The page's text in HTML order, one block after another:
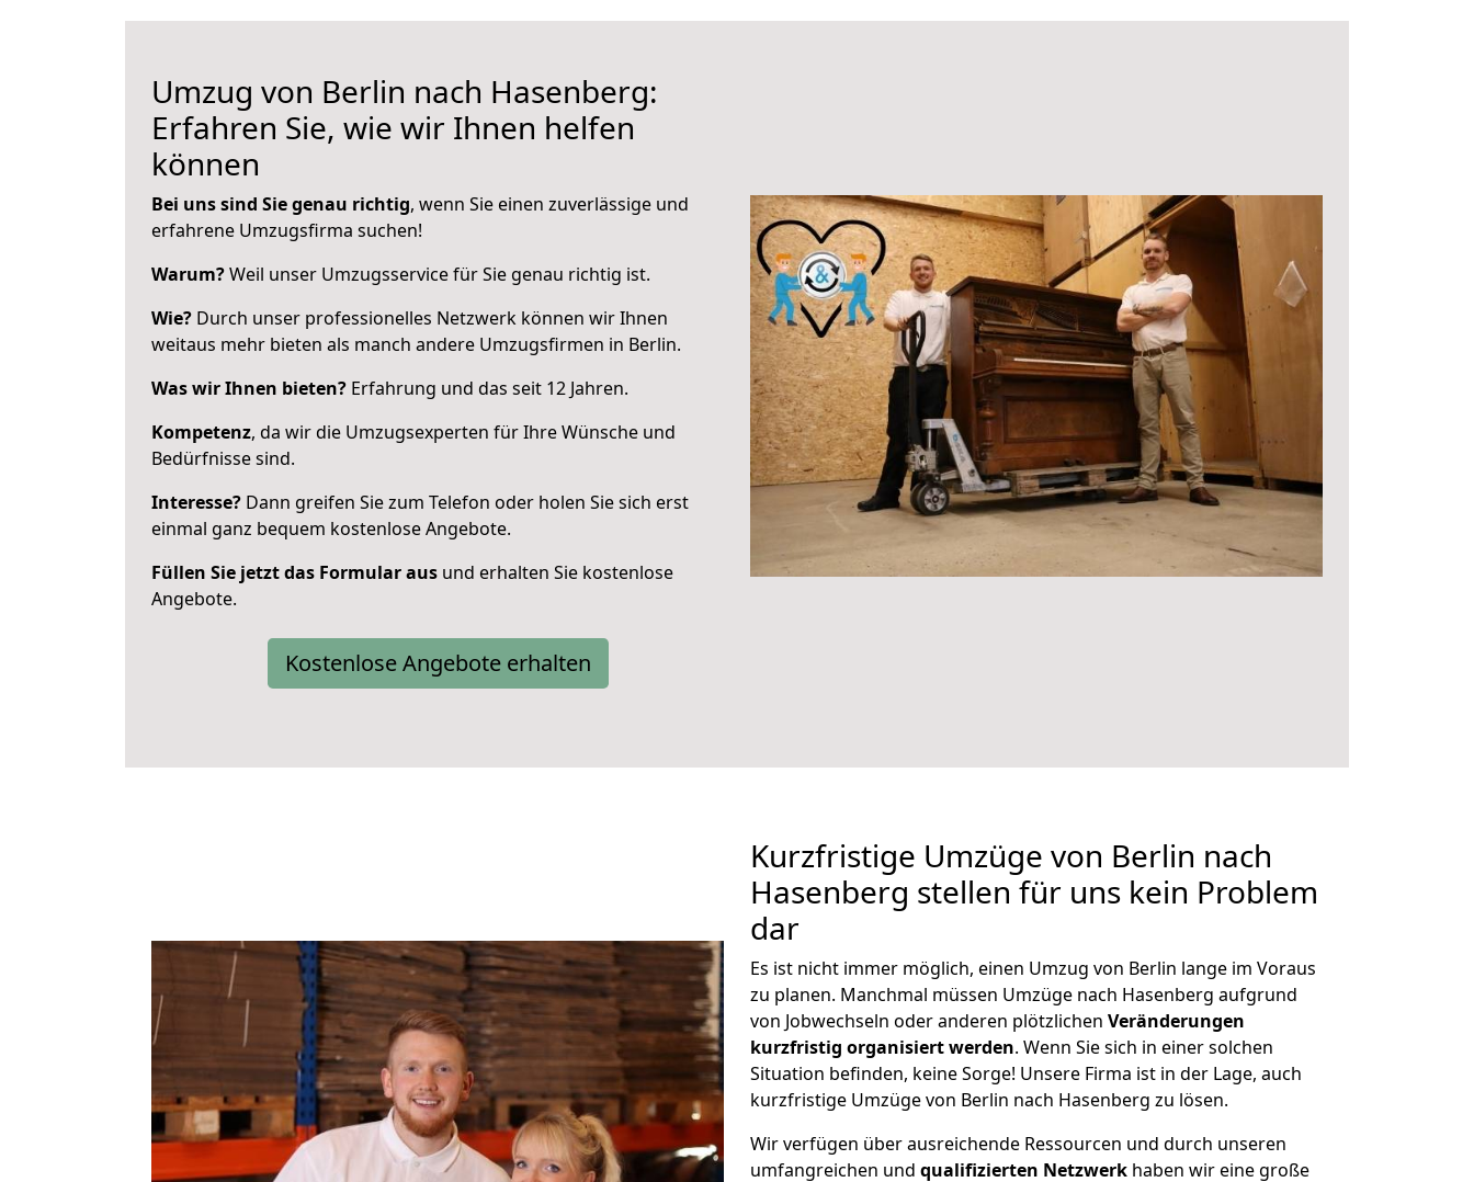
Umzug von Berlin nach Hasenberg:
Erfahren Sie, wie wir Ihnen helfen
können
Bei uns sind Sie genau richtig, wenn Sie einen zuverlässige und
erfahrene Umzugsfirma suchen!
Warum?Weil unser Umzugsservice für Sie genau richtig ist.
Wie? Durch unser professionelles Netzwerk können wir Ihnen
weitaus mehr bieten als manch andere Umzugsfirmen in Berlin.
Was wir Ihnen bieten? Erfahrung und das seit 12 Jahren.
Kompetenz, da wir die Umzugsexperten für Ihre Wünsche und
Bedürfnisse sind.
Interesse? Dann greifen Sie zum Telefon oder holen Sie sich erst
einmal ganz bequem kostenlose Angebote.
Füllen Sie jetzt das Formular aus und erhalten Sie kostenlose
Angebote.
Kostenlose Angebote erhalten
Kurzfristige Umzüge von Berlin nach
Hasenberg stellen für uns kein Problem
dar
Es ist nicht immer möglich, einen Umzug von Berlin lange im Voraus
zu planen. Manchmal müssen Umzüge nach Hasenberg aufgrund
von Jobwechseln oder anderen plötzlichen Veränderungen
kurzfristig organisiert werden. Wenn Sie sich in einer solchen
Situation befinden, keine Sorge! Unsere Firma ist in der Lage, auch
kurzfristige Umzüge von Berlin nach Hasenberg zu lösen.
Wir verfügen über ausreichende Ressourcen und durch unseren
umfangreichen und qualifizierten Netzwerk haben wir eine große